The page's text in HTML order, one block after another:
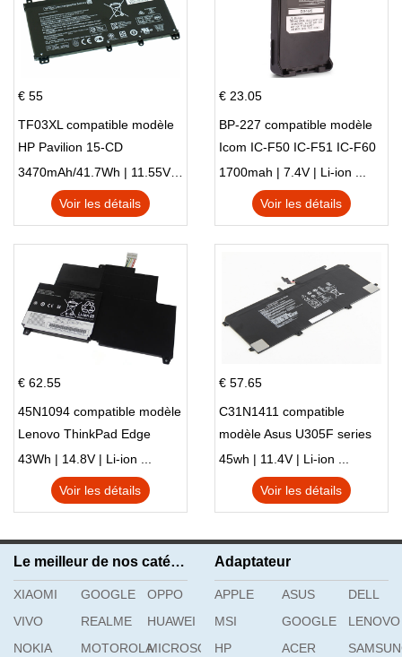
€ 55
TF03XL compatible modèle
HP Pavilion 15-CD
3470mAh/41.7Wh | 11.55V | Li-ion ...
Voir les détails
€ 23.05
BP-227 compatible modèle
Icom IC-F50 IC-F51 IC-F60
IC-F61 IC-M87
1700mah | 7.4V | Li-ion ...
Voir les détails
€ 62.55
45N1094 compatible modèle
Lenovo ThinkPad Edge
S230u Twist
43Wh | 14.8V | Li-ion ...
Voir les détails
€ 57.65
C31N1411 compatible
modèle Asus U305F series
45wh | 11.4V | Li-ion ...
Voir les détails
Le meilleur de nos catégories
XIAOMI GOOGLE
OPPO
VIVO
REALME
HUAWEI
NOKIA
MOTOROLAMICROSOFT
Adaptateur
APPLE ASUS
DELL
MSI
GOOGLE
LENOVO
HP
ACER